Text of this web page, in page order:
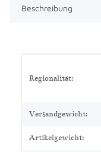
Beschreibung
Regionalität:
Versandgewicht:
Artikelgewicht: